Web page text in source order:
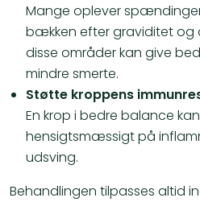
Mange oplever spændinger
bækken efter graviditet
disse områder kan give
mindre smerte.
Støtte kroppens
En krop i bedre balance
hensigtsmæssigt på
udsving.
Behandlingen tilpasses altid